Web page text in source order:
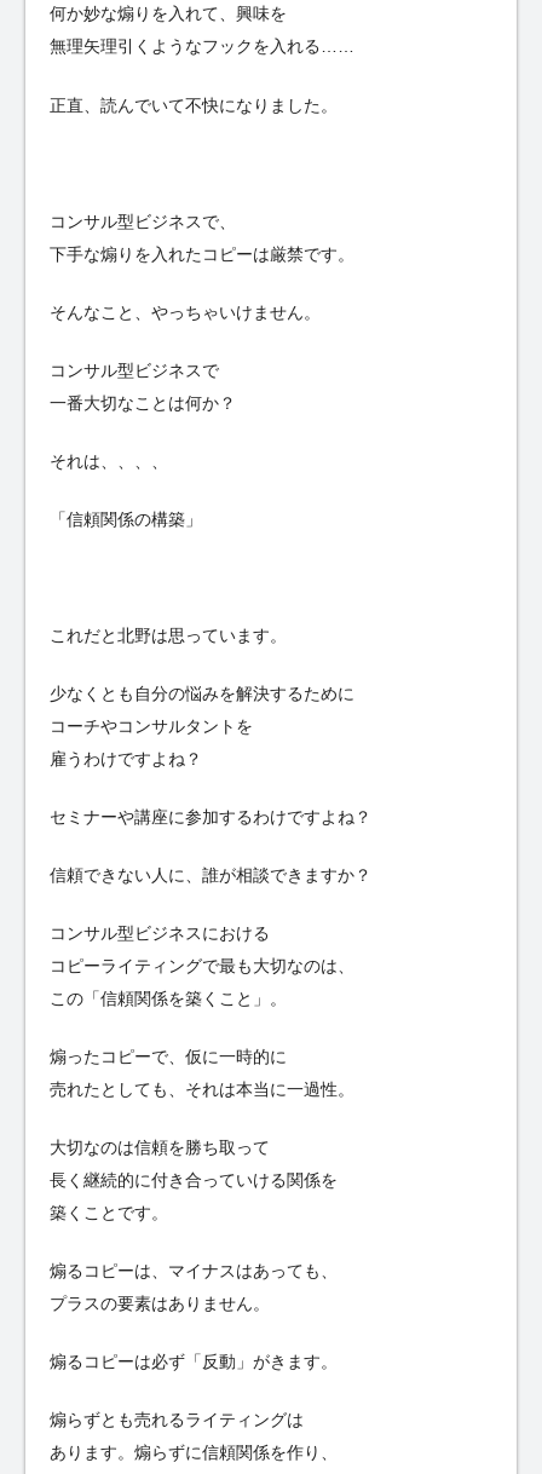
何か妙な煽りを入れて、興味を
無理矢理引くようなフックを入れる……
正直、読んでいて不快になりました。
コンサル型ビジネスで、
下手な煽りを入れたコピーは厳禁です。
そんなこと、やっちゃいけません。
コンサル型ビジネスで
一番大切なことは何か？
それは、、、、
「信頼関係の構築」
これだと北野は思っています。
少なくとも自分の悩みを解決するために
コーチやコンサルタントを
雇うわけですよね？
セミナーや講座に参加するわけですよね？
信頼できない人に、誰が相談できますか？
コンサル型ビジネスにおける
コピーライティングで最も大切なのは、
この「信頼関係を築くこと」。
煽ったコピーで、仮に一時的に
売れたとしても、それは本当に一過性。
大切なのは信頼を勝ち取って
長く継続的に付き合っていける関係を
築くことです。
煽るコピーは、マイナスはあっても、
プラスの要素はありません。
煽るコピーは必ず「反動」がきます。
煽らずとも売れるライティングは
あります。煽らずに信頼関係を作り、